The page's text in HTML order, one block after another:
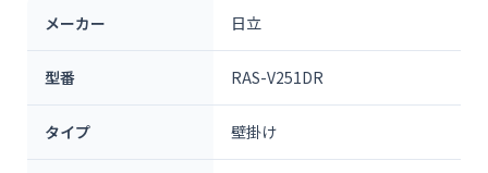
メーカー 日立
型番 RAS-V251DR
タイプ 壁掛け